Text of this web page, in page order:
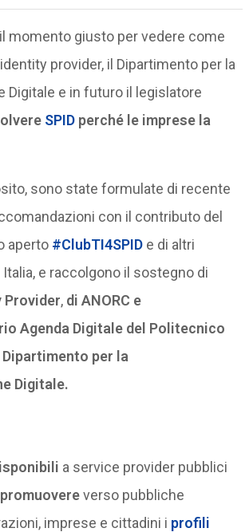
momento giusto per vedere come
provider, il Dipartimento per la
Digitale e in futuro il legislatore
SPIDperché le imprese la
sono state formulate di recente
con il contributo del
aperto #ClubTI4SPIDe di altri
e raccolgono il sostegno di
Provider,di ANORC e
Agenda Digitale del Politecnico
per la
Digitale.
a service provider pubblici
verso pubbliche
imprese e cittadini i profili